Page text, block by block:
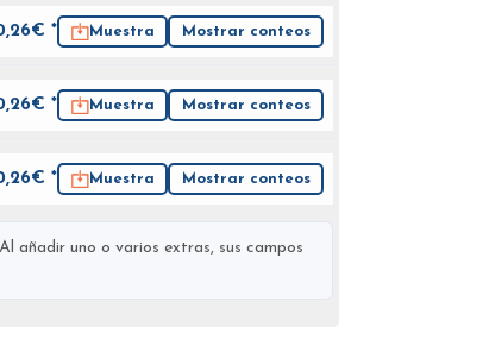
* Muestra Mostrar conteos
* Muestra Mostrar conteos
* Muestra Mostrar conteos
añadir uno o varios extras, sus campos